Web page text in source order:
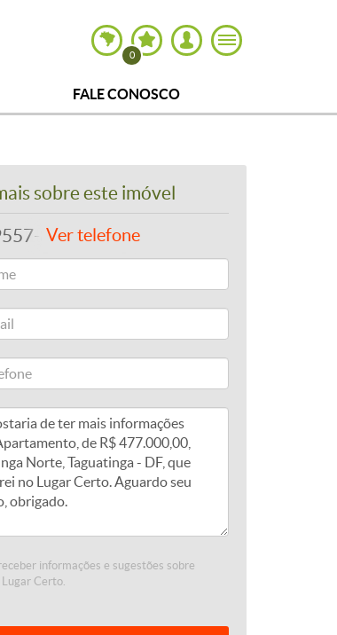
0
FALE CONOSCO
sobre este imóvel
8243
Ver telefone
informações e sugestões sobre
Certo.